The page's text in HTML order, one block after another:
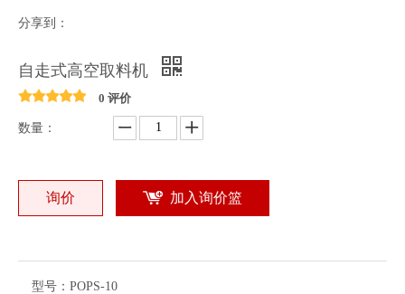
分享到：
自走式高空取料机
0 评价
数量：
询价 加入询价篮
型号： POPS-10